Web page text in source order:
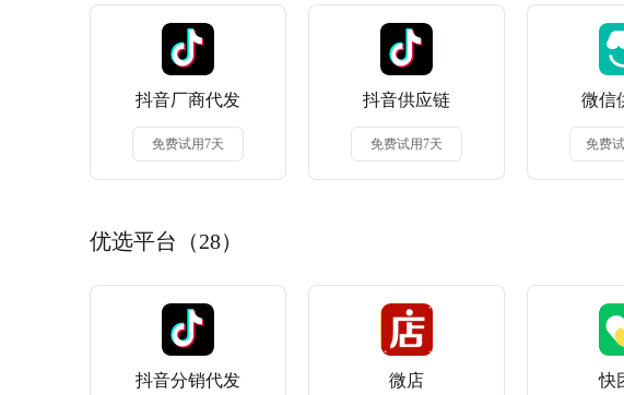
抖音厂商代发
免费试用7天
抖音供应链
免费试用7天
微信
免费
优选平台（28）
抖音分销代发 微店 快